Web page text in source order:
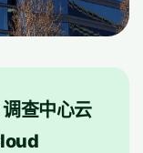
查中心云